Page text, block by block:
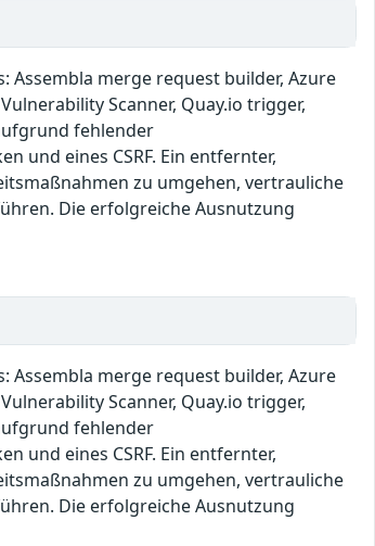
Assembla merge request builder, Azure
Scanner, Quay.io trigger,
fehlender
und eines CSRF. Ein entfernter,
zu umgehen, vertrauliche
Die erfolgreiche Ausnutzung
Assembla merge request builder, Azure
Scanner, Quay.io trigger,
fehlender
und eines CSRF. Ein entfernter,
zu umgehen, vertrauliche
Die erfolgreiche Ausnutzung